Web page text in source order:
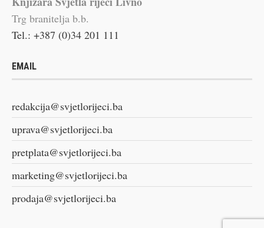
Trg branitelja b.b.
Tel.: +387 (0)34 201 111
EMAIL
redakcija@svjetlorijeci.ba
uprava@svjetlorijeci.ba
pretplata@svjetlorijeci.ba
marketing@svjetlorijeci.ba
prodaja@svjetlorijeci.ba